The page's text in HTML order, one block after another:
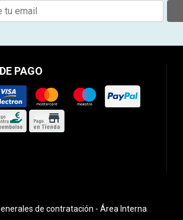
PAGO
de contratación - Área Interna